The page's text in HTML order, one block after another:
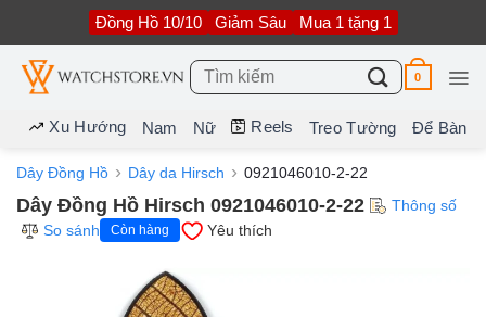
nội
dung
Đồng Hồ 10/10 Giảm Sâu Mua 1 tặng 1
Tìm
kiếm:
0
Xu Hướng Nam Nữ Reels Treo Tường Để Bàn
Dây Đồng Hồ Dây da Hirsch 0921046010-2-22
Dây Đồng Hồ Hirsch 0921046010-2-22
Thông số
So sánh
Còn hàng Yêu thích